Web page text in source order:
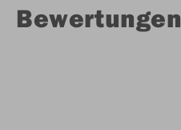
Bewertungen